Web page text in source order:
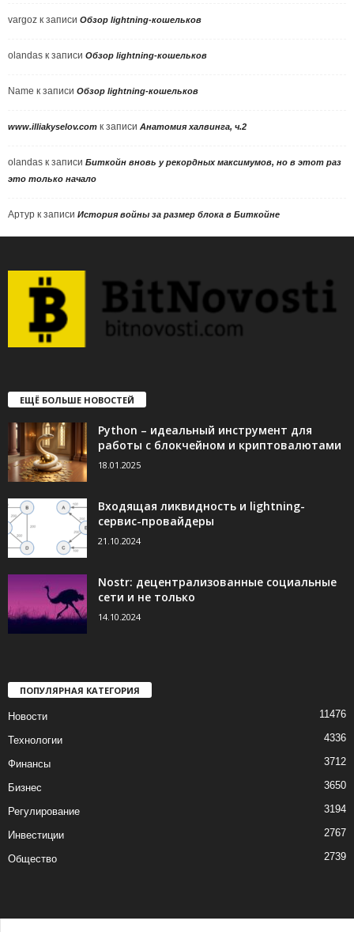
vargoz к записи Обзор lightning-кошельков
olandas к записи Обзор lightning-кошельков
Name к записи Обзор lightning-кошельков
www.illiakyselov.com к записи Анатомия халвинга, ч.2
olandas к записи Биткойн вновь у рекордных максимумов, но в этот раз
это только начало
Артур к записи История войны за размер блока в Биткойне
ЕЩЁ БОЛЬШЕ НОВОСТЕЙ
Python – идеальный инструмент для
работы с блокчейном и криптовалютами
18.01.2025
Входящая ликвидность и lightning-
сервис-провайдеры
21.10.2024
Nostr: децентрализованные социальные
сети и не только
14.10.2024
ПОПУЛЯРНАЯ КАТЕГОРИЯ
Новости 11476
Технологии 4336
Финансы 3712
Бизнес 3650
Регулирование 3194
Инвестиции 2767
Общество 2739